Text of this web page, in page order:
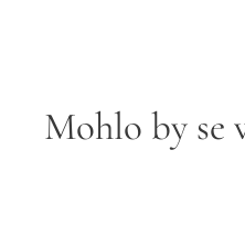
Mohlo by se